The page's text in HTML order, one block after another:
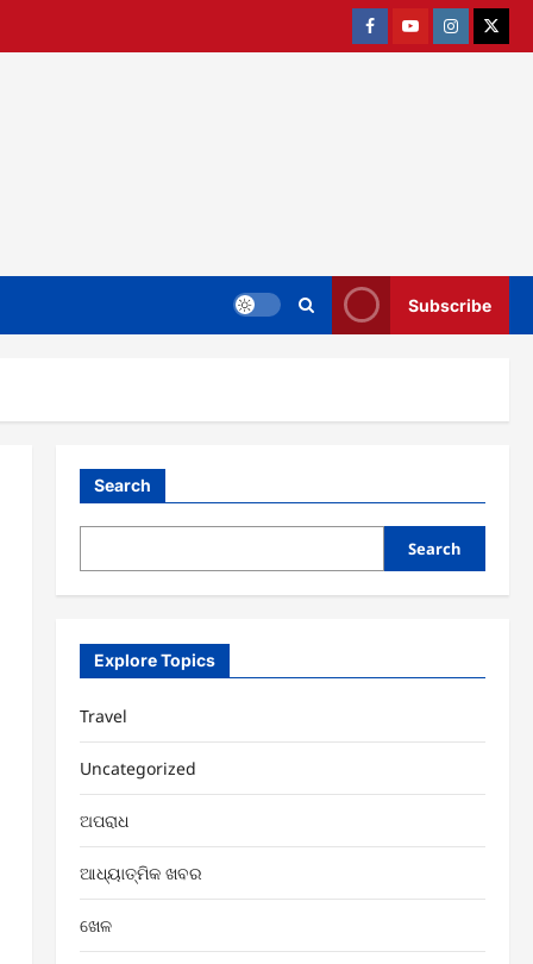
FacebookYoutubeInstagramtwitter
Subscribe
Search
Search
Explore Topics
Travel
Uncategorized
ଅପରାଧ
ଆଧ୍ୟାତ୍ମିକ ଖବର
ଖେଳ